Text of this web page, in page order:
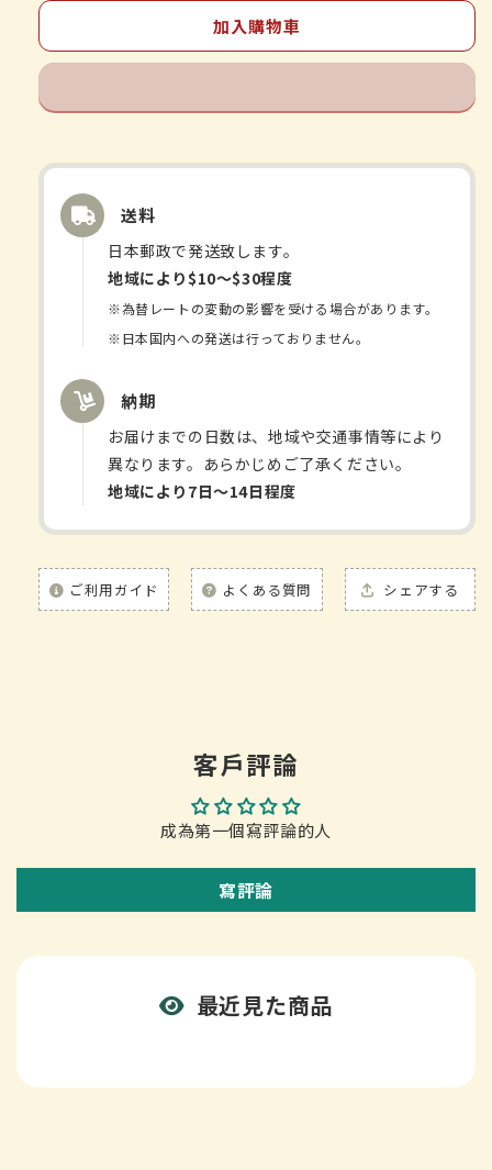
エ
散
錠
エ
數
量
增
加
加入購物車
送料
日本郵政で発送致します。
地域により$10〜$30程度
※為替レートの変動の影響を受ける場合があります。
※日本国内への発送は行っておりません。
納期
お届けまでの日数は、地域や交通事情等により
異なります。あらかじめご了承ください。
地域により7日〜14日程度
ご利用ガイド よくある質問 シェアする
客戶評論
成為第一個寫評論的人
寫評論
最近見た商品